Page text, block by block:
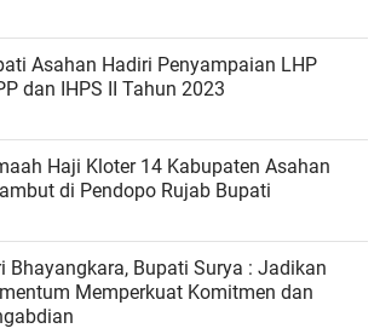
Asahan Hadiri Penyampaian LHP
dan IHPS II Tahun 2023
Haji Kloter 14 Kabupaten Asahan
di Pendopo Rujab Bupati
Bhayangkara, Bupati Surya : Jadikan
Memperkuat Komitmen dan